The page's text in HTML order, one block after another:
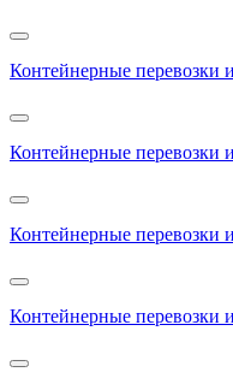
Контейнерные перевозки
Контейнерные перевозки
Контейнерные перевозки
Контейнерные